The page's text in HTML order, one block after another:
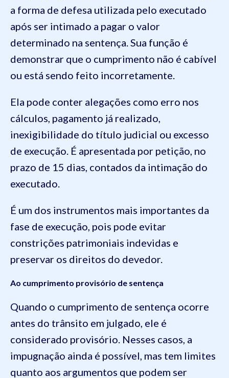
a forma de defesa utilizada pelo executado
após ser intimado a pagar o valor
determinado na sentença. Sua função é
demonstrar que o cumprimento não é cabível
ou está sendo feito incorretamente.
Ela pode conter alegações como erro nos
cálculos, pagamento já realizado,
inexigibilidade do título judicial ou excesso
de execução. É apresentada por petição, no
prazo de 15 dias, contados da intimação do
executado.
É um dos instrumentos mais importantes da
fase de execução, pois pode evitar
constrições patrimoniais indevidas e
preservar os direitos do devedor.
Ao cumprimento provisório de sentença
Quando o cumprimento de sentença ocorre
antes do trânsito em julgado, ele é
considerado provisório. Nesses casos, a
impugnação ainda é possível, mas tem limites
quanto aos argumentos que podem ser